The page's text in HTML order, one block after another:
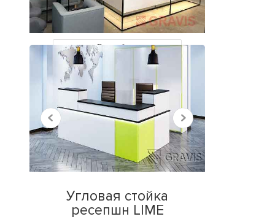
Все работы
НЕДАВНО
ПРОСМОТРЕННЫЕ
Угловая стойка
ресепшн LIME